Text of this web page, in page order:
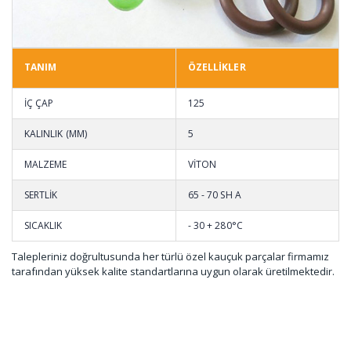
TANIM ÖZELLİKLER
İÇ ÇAP 125
KALINLIK (MM) 5
MALZEME VİTON
SERTLİK 65 - 70 SH A
SICAKLIK - 30 + 280°C
Talepleriniz doğrultusunda her türlü özel kauçuk parçalar firmamız
tarafından yüksek kalite standartlarına uygun olarak üretilmektedir.